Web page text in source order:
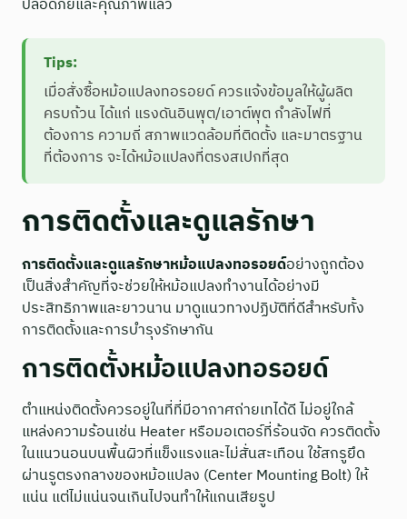
ปลอดภัยและคุณภาพแล้ว
Tips:
เมื่อสั่งซื้อหม้อแปลงทอรอยด์ ควรแจ้งข้อมูลให้ผู้ผลิต
ครบถ้วน ได้แก่ แรงดันอินพุต/เอาต์พุต กำลังไฟที่
ต้องการ ความถี่ สภาพแวดล้อมที่ติดตั้ง และมาตรฐาน
ที่ต้องการ จะได้หม้อแปลงที่ตรงสเปกที่สุด
การติดตั้งและดูแลรักษา
การติดตั้งและดูแลรักษาหม้อแปลงทอรอยด์อย่างถูกต้อง
เป็นสิ่งสำคัญที่จะช่วยให้หม้อแปลงทำงานได้อย่างมี
ประสิทธิภาพและยาวนาน มาดูแนวทางปฏิบัติที่ดีสำหรับทั้ง
การติดตั้งและการบำรุงรักษากัน
การติดตั้งหม้อแปลงทอรอยด์
ตำแหน่งติดตั้งควรอยู่ในที่ที่มีอากาศถ่ายเทได้ดี ไม่อยู่ใกล้
แหล่งความร้อนเช่น Heater หรือมอเตอร์ที่ร้อนจัด ควรติดตั้ง
ในแนวนอนบนพื้นผิวที่แข็งแรงและไม่สั่นสะเทือน ใช้สกรูยึด
ผ่านรูตรงกลางของหม้อแปลง (Center Mounting Bolt) ให้
แน่น แต่ไม่แน่นจนเกินไปจนทำให้แกนเสียรูป